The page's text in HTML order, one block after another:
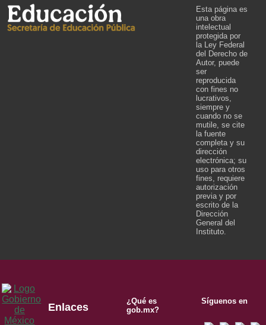
Esta página es
una obra
intelectual
protegida por
la Ley Federal
del Derecho de
Autor, puede
ser
reproducida
con fines no
lucrativos,
siempre y
cuando no se
mutile, se cite
la fuente
completa y su
dirección
electrónica; su
uso para otros
fines, requiere
autorización
previa y por
escrito de la
Dirección
General del
Instituto.
Enlaces
¿Qué es
gob.mx?
Síguenos en